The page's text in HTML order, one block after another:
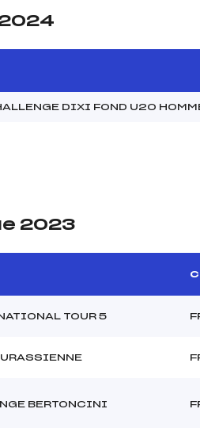
DIXI FOND U20
2023
TOUR 5
BERTONCINI